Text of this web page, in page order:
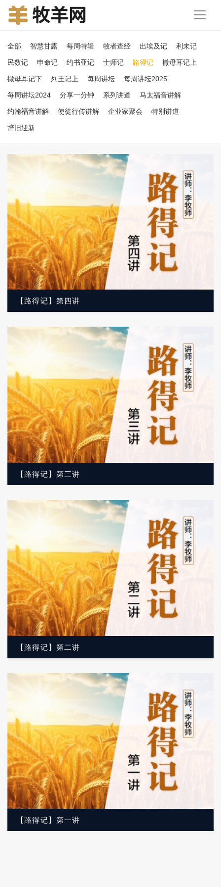
全部 智慧甘露 每周特辑 牧者查经 出埃及记 利未记
民数记 申命记 约书亚记 士师记 路得记 撒母耳记上
撒母耳记下 列王记上 每周讲坛 每周讲坛2025
每周讲坛2024 分享一分钟 系列讲道 马太福音讲解
约翰福音讲解 使徒行传讲解 企业家聚会 特别讲道
辞旧迎新
【路得记】第四讲
【路得记】第三讲
【路得记】第二讲
【路得记】第一讲